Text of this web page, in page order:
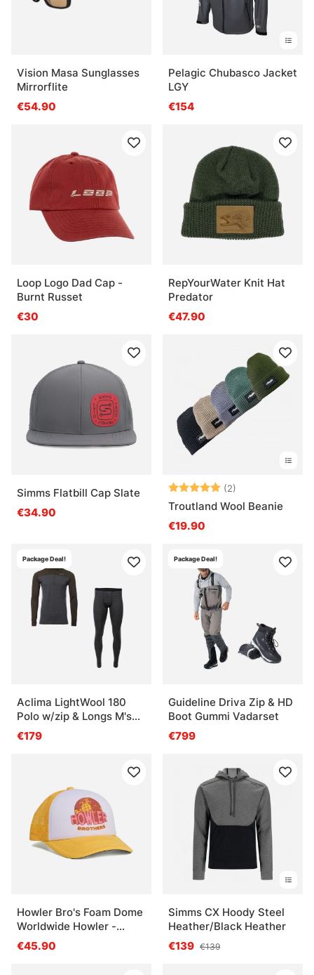
Vision Masa Sunglasses
Mirrorflite
€54.90
Pelagic Chubasco Jacket
LGY
€154
Loop Logo Dad Cap -
Burnt Russet
€30
RepYourWater Knit Hat
Predator
€47.90
Simms Flatbill Cap Slate
€34.90
Bewertung:(2)
Troutland Wool Beanie
€19.90
Package Deal!
Aclima LightWool 180
Polo w/zip & Longs M's
Tarmac/Marengo
€179
Package Deal!
Guideline Driva Zip & HD
Boot Gummi Vadarset
€799
Howler Bro's Foam Dome
Worldwide Howler -
Yellow / White
€45.90
Simms CX Hoody Steel
Heather/Black Heather
€139 €139